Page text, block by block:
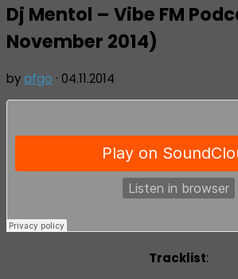
Dj Mentol – Vibe FM
November 2014)
byafgo · 04.11.2014
Tracklist: